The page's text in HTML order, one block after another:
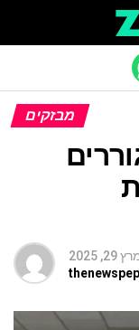
מבזקים
29, 2025